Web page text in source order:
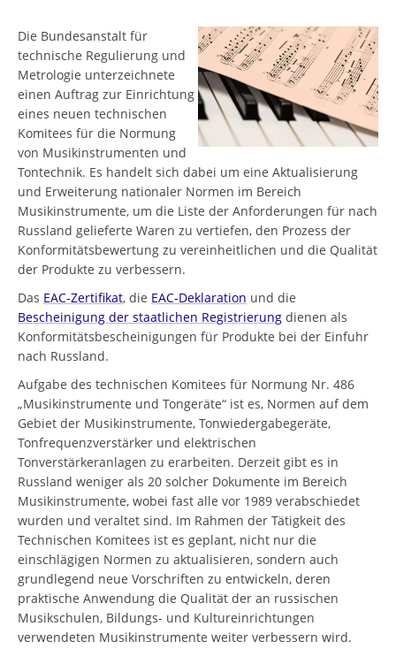
Die Bundesanstalt für
technische Regulierung und
Metrologie unterzeichnete
einen Auftrag zur Einrichtung
eines neuen technischen
Komitees für die Normung
von Musikinstrumenten und
Tontechnik. Es handelt sich dabei um eine Aktualisierung
und Erweiterung nationaler Normen im Bereich
Musikinstrumente, um die Liste der Anforderungen für nach
Russland gelieferte Waren zu vertiefen, den Prozess der
Konformitätsbewertung zu vereinheitlichen und die Qualität
der Produkte zu verbessern.
Das EAC-Zertifikat, die EAC-Deklaration und die
Bescheinigung der staatlichen Registrierung dienen als
Konformitätsbescheinigungen für Produkte bei der Einfuhr
nach Russland.
Aufgabe des technischen Komitees für Normung Nr. 486
„Musikinstrumente und Tongeräte“ ist es, Normen auf dem
Gebiet der Musikinstrumente, Tonwiedergabegeräte,
Tonfrequenzverstärker und elektrischen
Tonverstärkeranlagen zu erarbeiten. Derzeit gibt es in
Russland weniger als 20 solcher Dokumente im Bereich
Musikinstrumente, wobei fast alle vor 1989 verabschiedet
wurden und veraltet sind. Im Rahmen der Tätigkeit des
Technischen Komitees ist es geplant, nicht nur die
einschlägigen Normen zu aktualisieren, sondern auch
grundlegend neue Vorschriften zu entwickeln, deren
praktische Anwendung die Qualität der an russischen
Musikschulen, Bildungs- und Kultureinrichtungen
verwendeten Musikinstrumente weiter verbessern wird.